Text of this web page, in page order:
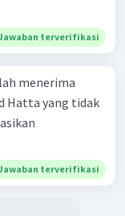
terverifikasi
menerima
Hatta yang tidak
terverifikasi